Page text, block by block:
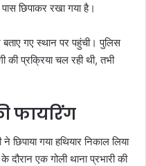
पास छिपाकर रखा गया है।
गए स्थान पर पहुंची। पुलिस
की प्रक्रिया चल रही थी, तभी
फायरिंग
गया हथियार निकाल लिया
एक गोली थाना प्रभारी की